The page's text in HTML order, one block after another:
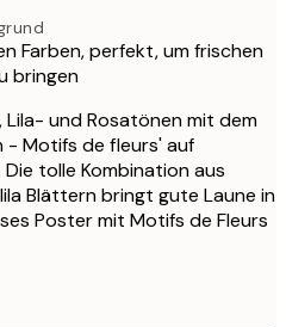
Farben, perfekt, um frischen
bringen
und Rosatönen mit dem
- Motifs de fleurs' auf
tolle Kombination aus
Blättern bringt gute Laune in
Poster mit Motifs de Fleurs